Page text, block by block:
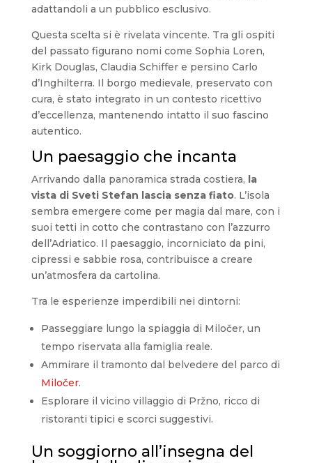
adattandoli a un pubblico esclusivo.
Questa scelta si è rivelata vincente. Tra gli ospiti
del passato figurano nomi come Sophia Loren,
Kirk Douglas, Claudia Schiffer e persino Carlo
d’Inghilterra. Il borgo medievale, preservato con
cura, è stato integrato in un contesto ricettivo
d’eccellenza, mantenendo intatto il suo fascino
autentico.
Un paesaggio che incanta
Arrivando dalla panoramica strada costiera, la
vista di Sveti Stefan lascia senza fiato. L’isola
sembra emergere come per magia dal mare, con i
suoi tetti in cotto che contrastano con l’azzurro
dell’Adriatico. Il paesaggio, incorniciato da pini,
cipressi e sabbie rosa, contribuisce a creare
un’atmosfera da cartolina.
Tra le esperienze imperdibili nei dintorni:
Passeggiare lungo la spiaggia di Miločer, un
tempo riservata alla famiglia reale.
Ammirare il tramonto dal belvedere del parco di
Miločer.
Esplorare il vicino villaggio di Pržno, ricco di
ristoranti tipici e scorci suggestivi.
Un soggiorno all’insegna del